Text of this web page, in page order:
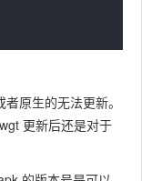
生的无法更新。
更新后还是对于